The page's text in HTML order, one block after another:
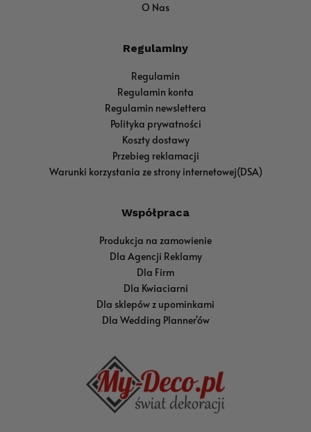
O Nas
Regulaminy
Regulamin
Regulamin konta
Regulamin newslettera
Polityka prywatności
Koszty dostawy
Przebieg reklamacji
Warunki korzystania ze strony internetowej(DSA)
Współpraca
Produkcja na zamowienie
Dla Agencji Reklamy
Dla Firm
Dla Kwiaciarni
Dla sklepów z upominkami
Dla Wedding Planner'ów